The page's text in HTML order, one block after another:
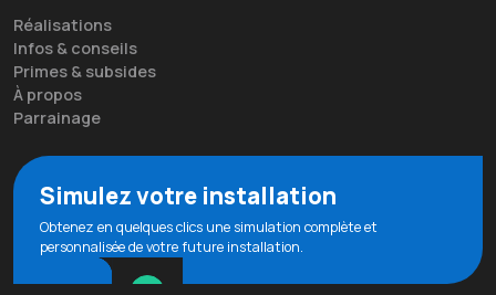
Réalisations
Infos & conseils
Primes & subsides
À propos
Parrainage
Simulez votre installation
Obtenez en quelques clics une simulation complète et
personnalisée de votre future installation.